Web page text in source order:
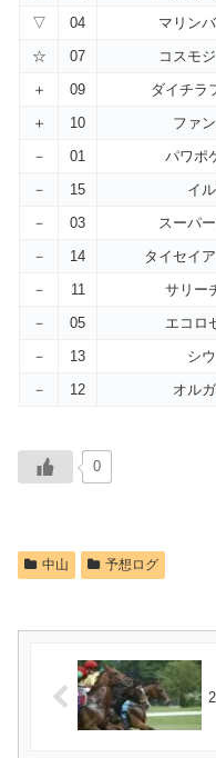
▽
04 マリン
☆
07 コスモ
＋
09 ダイチラ
＋
10 ファ
－
01 パワポ
－
15 イ
－
03 スーパ
－
14 タイセイ
－
11 サリー
－
05 エコロ
－
13 シ
－
12 オル
0
中山 予想ログ